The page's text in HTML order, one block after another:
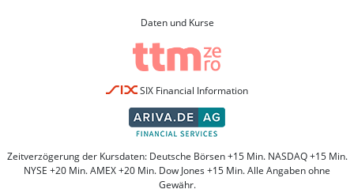
Daten und Kurse
SIX Financial Information
Zeitverzögerung der Kursdaten: Deutsche Börsen +15 Min. NASDAQ +15 Min.
NYSE +20 Min. AMEX +20 Min. Dow Jones +15 Min. Alle Angaben ohne
Gewähr.